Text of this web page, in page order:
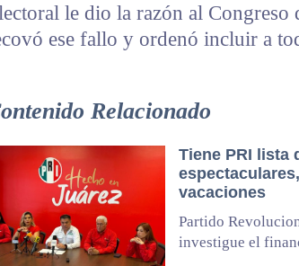
le dio la razón al Congreso
ese fallo y ordenó incluir a
Relacionado
Tiene PRI lista
vacaciones
Partido
investigue el